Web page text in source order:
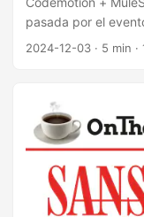
pasada por el
tecnologia, el gat
informática. En
el gat pentina”,
tecnología, el gato
2024-12-03 · 5 min ·